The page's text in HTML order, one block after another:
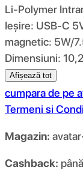
Li-Polymer
Ieșire: USB-C
magnetic: 5W/
Dimensiuni:
Afișează tot
cumpara de pe
Termeni si
Magazin:
Cashback: